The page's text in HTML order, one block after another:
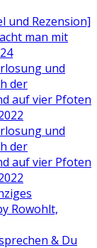
und Rezension]
man mit
und
der
auf vier Pfoten
und
der
auf vier Pfoten
Rowohlt,
& Du